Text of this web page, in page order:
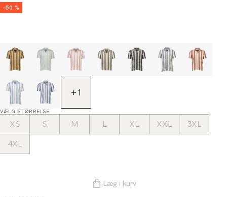
-50 %
+1
VÆLG STØRRELSE
XS S M L XL XXL
3XL
4XL
Læg i kurv